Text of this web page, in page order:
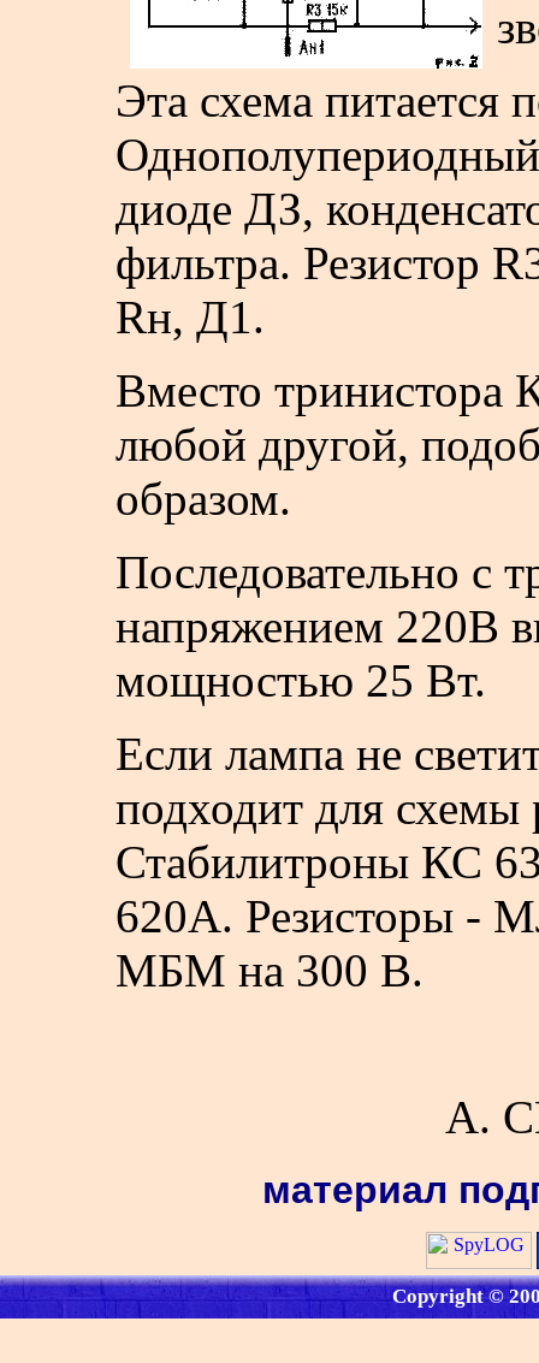
Эта схема питается
диоде ДЗ,
фильтра. Резистор
Rн, Д1.
Вместо тринистора
любой другой,
образом.
Последовательно с
напряжением 220В
мощностью 25 Вт.
Если лампа не
подходит для схемы
Стабилитроны КС
620А. Резисторы -
МБМ на 300 В.
А.
материал
Copyright ©